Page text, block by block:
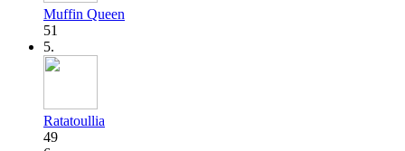
Muffin Queen
51
5.
Ratatoullia
49